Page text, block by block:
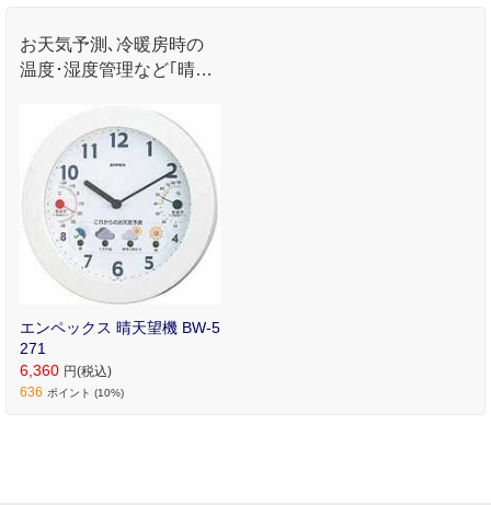
お天気予測､冷暖房時の
温度･湿度管理など｢晴天
エンペックス 晴天望機 BW‐5
271
6,360 円(税込)
636 ポイント (10%)